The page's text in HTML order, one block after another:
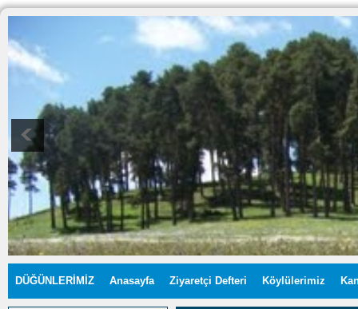
DÜĞÜNLERİMİZ Anasayfa Ziyaretçi Defteri Köylülerimiz